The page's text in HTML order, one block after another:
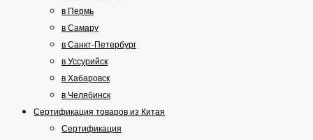
в Пермь
в Самару
в Санкт-Петербург
в Уссурийск
в Хабаровск
в Челябинск
Сертификация товаров из Китая
Сертификация